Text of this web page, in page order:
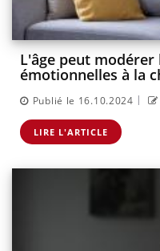
L'âge peut modérer
émotionnelles à la
Publié le 16.10.2024 |
LIRE L'ARTICLE